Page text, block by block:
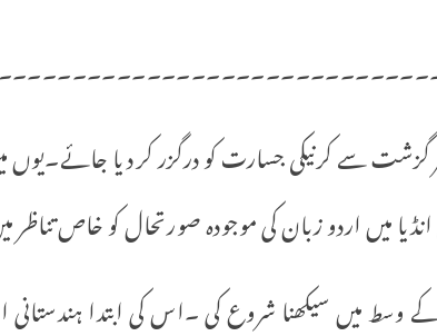
گزشت سے کرنیکی جسارت کو درگزر کر دیا
میں اردو زبان کی موجودہ صورتحال کو خاص
۱۹۶۰ ء کی دہائی کے وسط میں سیکھنا شروع کی ۔اس کی ابتدا